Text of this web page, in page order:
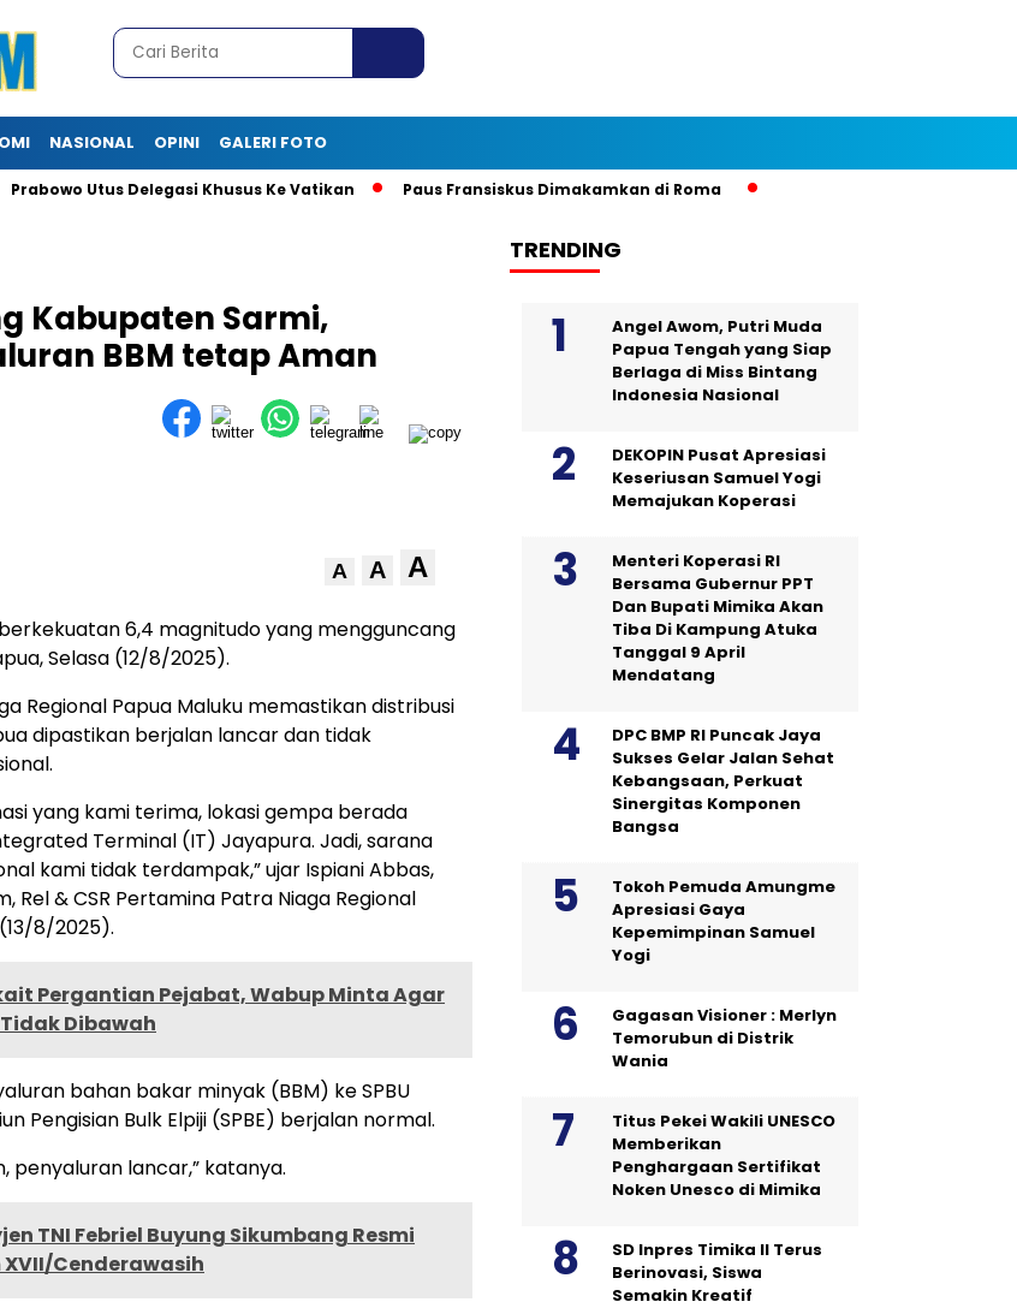
NASIONAL OPINI GALERI FOTO
Utus Delegasi Khusus Ke Vatikan Paus Fransiskus Dimakamkan di Roma
Kabupaten Sarmi,
BBM tetap Aman
A A A
berkekuatan 6,4 magnitudo yang mengguncang
Selasa (12/8/2025).
Regional Papua Maluku memastikan distribusi
dipastikan berjalan lancar dan tidak
yang kami terima, lokasi gempa berada
Terminal (IT) Jayapura. Jadi, sarana
kami tidak terdampak,” ujar Ispiani Abbas,
Rel & CSR Pertamina Patra Niaga Regional
8/2025).
Pergantian Pejabat, Wabup Minta Agar
Dibawah
bahan bakar minyak (BBM) ke SPBU
Pengisian Bulk Elpiji (SPBE) berjalan normal.
penyaluran lancar,” katanya.
TNI Febriel Buyung Sikumbang Resmi
Cenderawasih
TRENDING
Angel Awom, Putri Muda
Papua Tengah yang Siap
Berlaga di Miss Bintang
Indonesia Nasional
DEKOPIN Pusat Apresiasi
Keseriusan Samuel Yogi
Memajukan Koperasi
Menteri Koperasi RI
Bersama Gubernur PPT
Dan Bupati Mimika Akan
Tiba Di Kampung Atuka
Tanggal 9 April
Mendatang
DPC BMP RI Puncak Jaya
Sukses Gelar Jalan Sehat
Kebangsaan, Perkuat
Sinergitas Komponen
Bangsa
Tokoh Pemuda Amungme
Apresiasi Gaya
Kepemimpinan Samuel
Yogi
Gagasan Visioner : Merlyn
Temorubun di Distrik
Wania
Titus Pekei Wakili UNESCO
Memberikan
Penghargaan Sertifikat
Noken Unesco di Mimika
SD Inpres Timika II Terus
Berinovasi, Siswa
Semakin Kreatif